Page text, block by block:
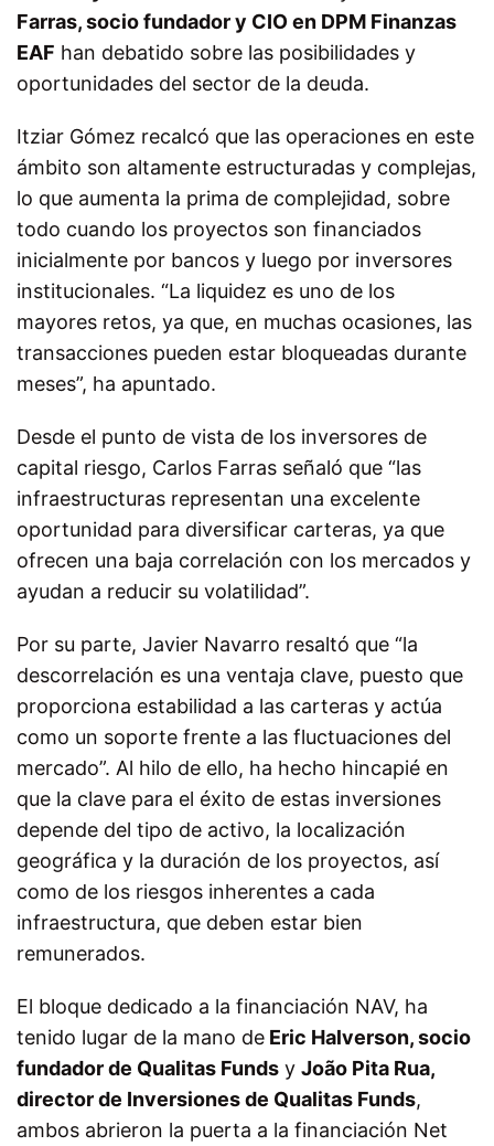
Farras, socio fundador y CIO en DPM Finanzas
EAF han debatido sobre las posibilidades y
oportunidades del sector de la deuda.
Itziar Gómez recalcó que las operaciones en este
ámbito son altamente estructuradas y complejas,
lo que aumenta la prima de complejidad, sobre
todo cuando los proyectos son financiados
inicialmente por bancos y luego por inversores
institucionales. “La liquidez es uno de los
mayores retos, ya que, en muchas ocasiones, las
transacciones pueden estar bloqueadas durante
meses”, ha apuntado.
Desde el punto de vista de los inversores de
capital riesgo, Carlos Farras señaló que “las
infraestructuras representan una excelente
oportunidad para diversificar carteras, ya que
ofrecen una baja correlación con los mercados y
ayudan a reducir su volatilidad”.
Por su parte, Javier Navarro resaltó que “la
descorrelación es una ventaja clave, puesto que
proporciona estabilidad a las carteras y actúa
como un soporte frente a las fluctuaciones del
mercado”. Al hilo de ello, ha hecho hincapié en
que la clave para el éxito de estas inversiones
depende del tipo de activo, la localización
geográfica y la duración de los proyectos, así
como de los riesgos inherentes a cada
infraestructura, que deben estar bien
remunerados.
El bloque dedicado a la financiación NAV, ha
tenido lugar de la mano de Eric Halverson, socio
fundador de Qualitas Funds y João Pita Rua,
director de Inversiones de Qualitas Funds,
ambos abrieron la puerta a la financiación Net